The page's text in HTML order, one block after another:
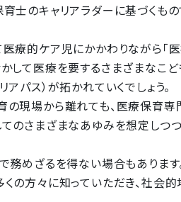
士のキャリアラダーに基づくもの
療的ケア児にかかわりながら「
して医療を要するさまざまなこ
パス）が拓かれていくでしょう。
の現場から離れても、医療保育専
のさまざまなあゆみを想定しつつ
務めざるを得ない場合もあります
の方々に知っていただき、社会